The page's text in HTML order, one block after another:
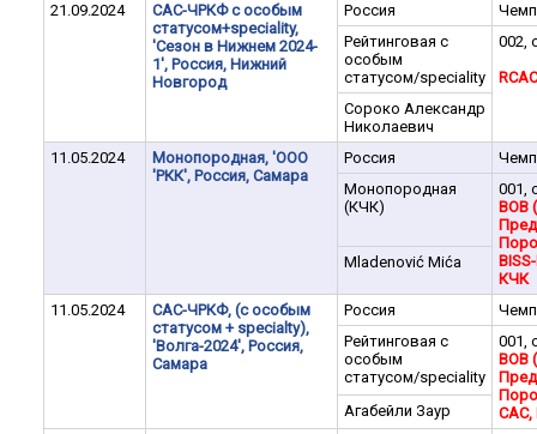
21.09.2024
САС-ЧРКФ с особым
статусом+speciality,
'Сезон в Нижнем 2024-
1', Россия, Нижний
Новгород
Россия
Рейтинговая с
особым
статусом/speciality
002,
RCAC
Сороко Александр
Николаевич
11.05.2024
Монопородная, 'ООО
'РКК', Россия, Самара
Россия
Монопородная
(КЧК)
001,
BOB
КЧК
Mladenović Mića
11.05.2024
САС-ЧРКФ, (с особым
статусом + specialty),
'Волга-2024', Россия,
Самара
Россия
Рейтинговая с
особым
статусом/speciality
001,
BOB
Агабейли Заур